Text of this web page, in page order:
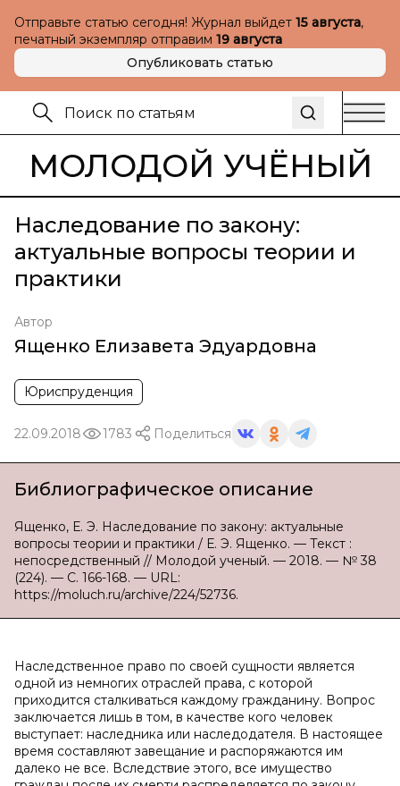
Отправьте статью сегодня! Журнал выйдет 15 августа,
печатный экземпляр отправим 19 августа
Опубликовать статью
МОЛОДОЙ УЧЁНЫЙ
Наследование по закону:
актуальные вопросы теории и
практики
Автор
Ященко Елизавета Эдуардовна
Юриспруденция
22.09.2018 1783 Поделиться
Библиографическое описание
Ященко, Е. Э. Наследование по закону: актуальные
вопросы теории и практики / Е. Э. Ященко. — Текст :
непосредственный // Молодой ученый. — 2018. — № 38
(224). — С. 166-168. — URL:
https://moluch.ru/archive/224/52736.
Наследственное право по своей сущности является
одной из немногих отраслей права, с которой
приходится сталкиваться каждому гражданину. Вопрос
заключается лишь в том, в качестве кого человек
выступает: наследника или наследодателя. В настоящее
время составляют завещание и распоряжаются им
далеко не все. Вследствие этого, все имущество